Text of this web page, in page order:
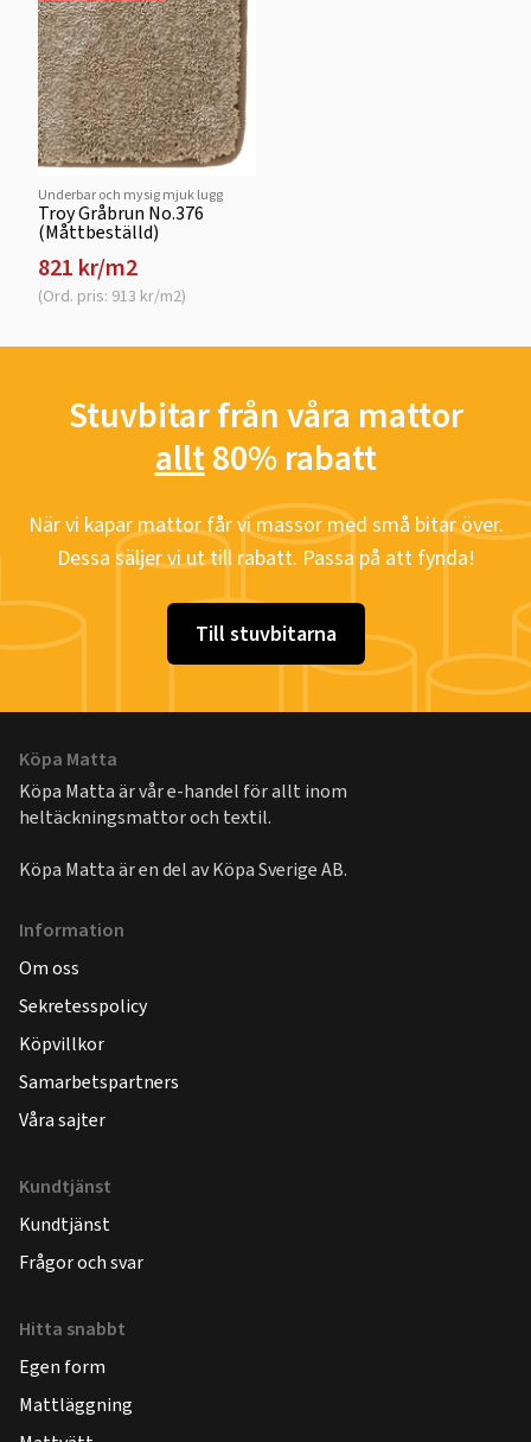
Underbar och mysig mjuk lugg
Troy Gråbrun No.376
(Måttbeställd)
821 kr/m2
(Ord. pris: 913 kr/m2)
Stuvbitar från våra mattor
allt80% rabatt
När vi kapar mattor får vi massor med små bitar över.
Dessa säljer vi ut till rabatt. Passa på att fynda!
Till stuvbitarna
Köpa Matta
Köpa Matta är vår e-handel för allt inom
heltäckningsmattor och textil.
Köpa Matta är en del avKöpa Sverige AB.
Information
Om oss
Sekretesspolicy
Köpvillkor
Samarbetspartners
Våra sajter
Kundtjänst
Kundtjänst
Frågor och svar
Hitta snabbt
Egen form
Mattläggning